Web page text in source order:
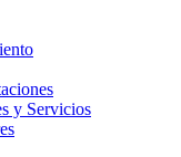
y Servicios